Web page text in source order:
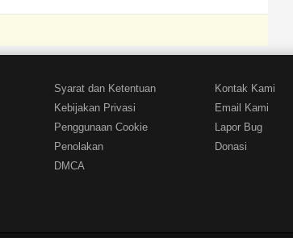
Syarat dan Ketentuan
Kebijakan Privasi
Penggunaan Cookie
Penolakan
DMCA
Kontak Kami
Email Kami
Lapor Bug
Donasi